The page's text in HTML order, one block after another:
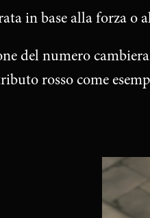
in base alla forza o
del numero
rosso come